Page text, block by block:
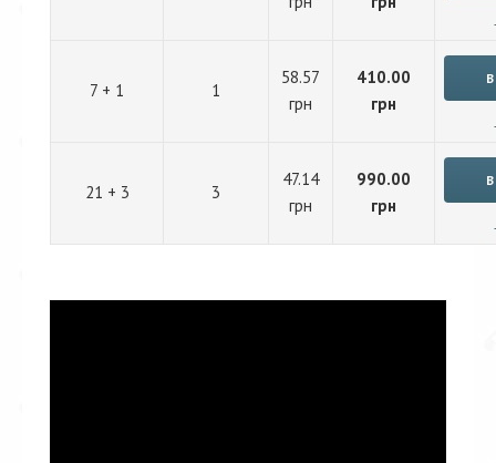
7 + 1 1
58.57
грн
410.00
грн
21 + 3 3
47.14
грн
990.00
грн